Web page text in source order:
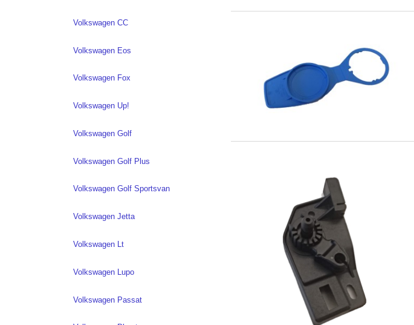
Volkswagen CC
Volkswagen Eos
Volkswagen Fox
Volkswagen Up!
Volkswagen Golf
Volkswagen Golf Plus
Volkswagen Golf Sportsvan
Volkswagen Jetta
Volkswagen Lt
Volkswagen Lupo
Volkswagen Passat